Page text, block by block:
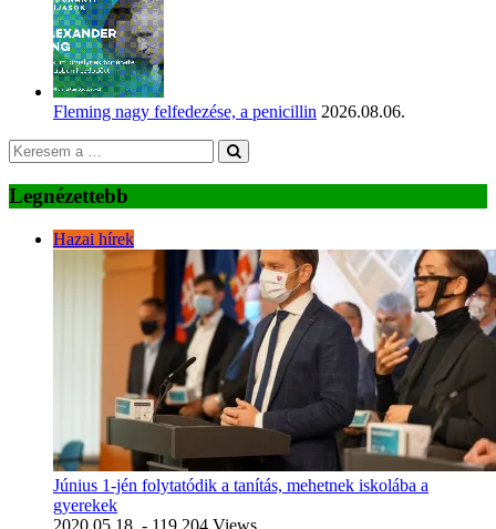
Fleming nagy felfedezése, a penicillin 2026.08.06.
Legnézettebb
Hazai hírek
Június 1-jén folytatódik a tanítás, mehetnek iskolába a
gyerekek
2020.05.18. - 119 204 Views